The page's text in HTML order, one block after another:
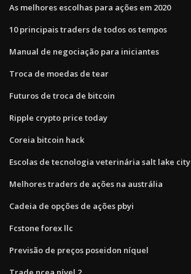
As melhores escolhas para ações em 2020
10 principais traders de todos os tempos
Manual de negociação para iniciantes
Troca de moedas de tear
Futuros de troca de bitcoin
Ripple crypto price today
Coreia bitcoin hack
Escolas de tecnologia veterinária salt lake city
Melhores traders de ações na austrália
Cadeia de opções de ações pbyi
Fcstone forex llc
Previsão de preços poseidon níquel